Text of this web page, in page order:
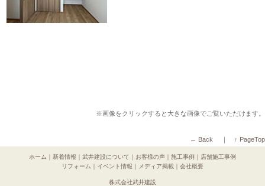
※画像をクリックすると大きな画像でご覧いただけます。
← Back ｜ ↑ PageTop
ホーム 新着情報 武井建設について お客様の声 施工事例
店舗施工事例
リフォーム
イベント情報 メディア掲載 会社概要
株式会社武井建設